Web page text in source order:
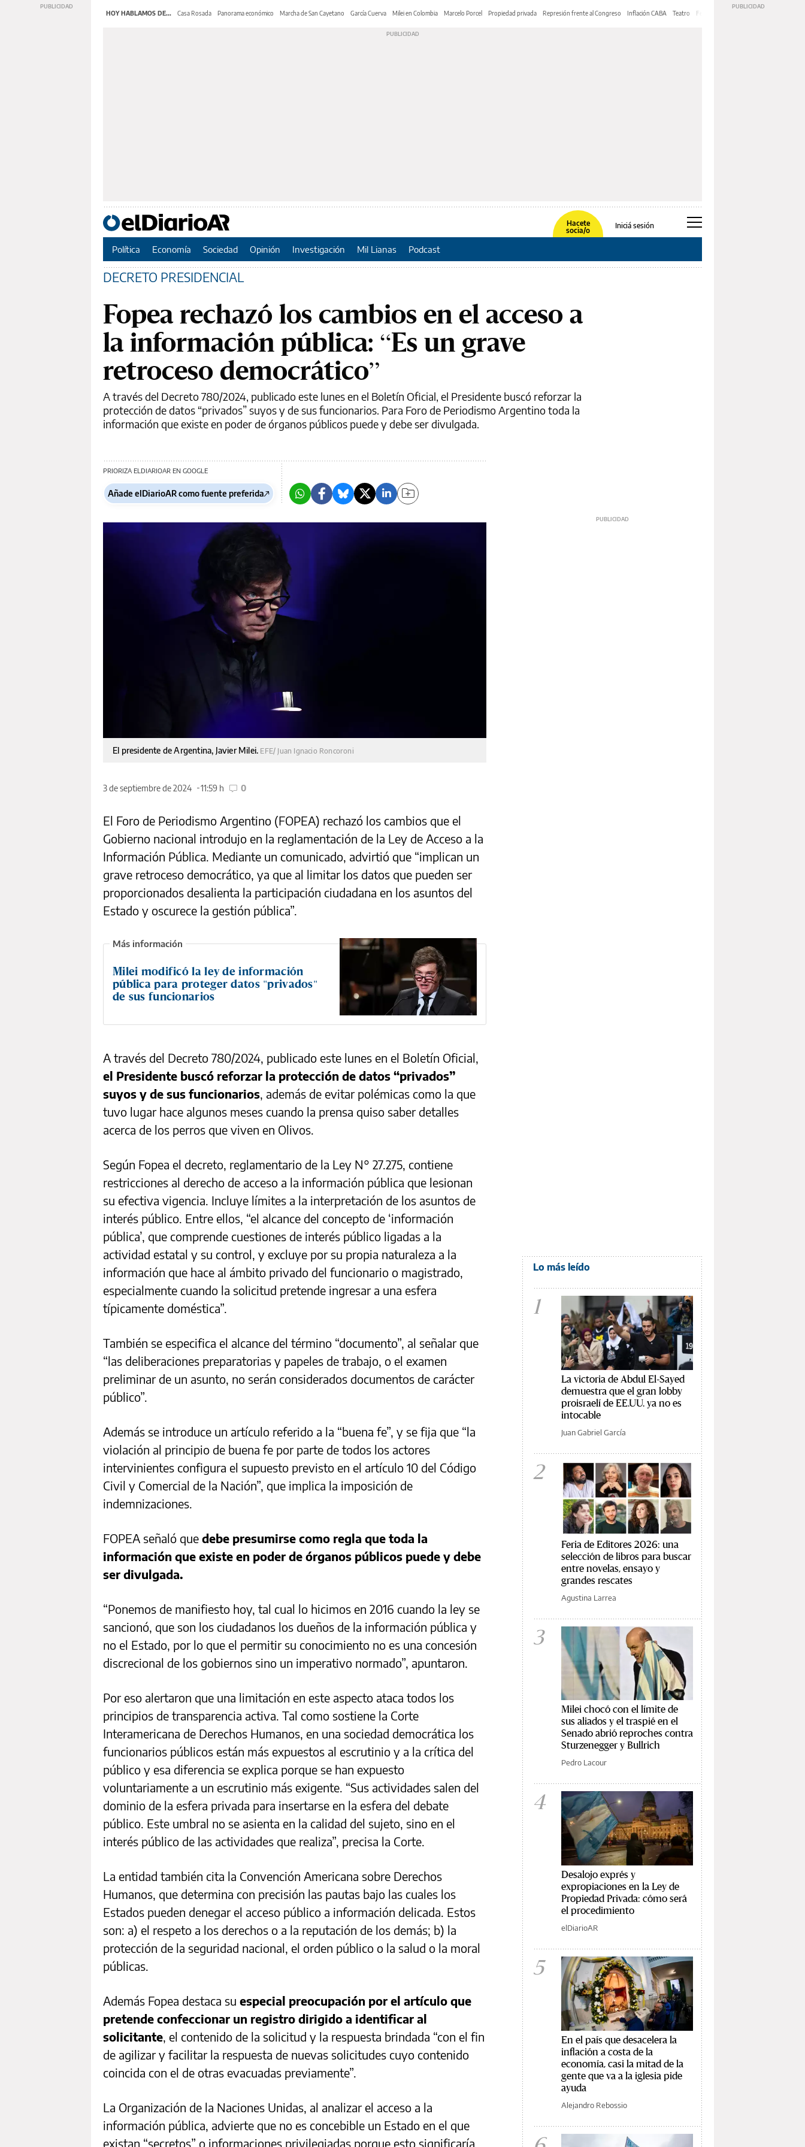
HOY HABLAMOS DE... Casa Rosada Panorama económico Marcha de San Cayetano García Cuerva Milei en Colombia Marcelo Porcel Propiedad privada Represión frente al Congreso Inflación CABA Teatro Feria de Editores
Hacete
socia/o
Iniciá sesión
Política Economía Sociedad Opinión Investigación Mil Lianas Podcast
DECRETO PRESIDENCIAL
Fopea rechazó los cambios en el acceso a
la información pública: “Es un grave
retroceso democrático”
A través del Decreto 780/2024, publicado este lunes en el Boletín Oficial, el Presidente buscó reforzar la
protección de datos “privados” suyos y de sus funcionarios. Para Foro de Periodismo Argentino toda la
información que existe en poder de órganos públicos puede y debe ser divulgada.
PRIORIZA ELDIARIOAR EN GOOGLE
Añade elDiarioAR como fuente preferida
El presidente de Argentina, Javier Milei. EFE/ Juan Ignacio Roncoroni
3 de septiembre de 2024 11:59 h 0
El Foro de Periodismo Argentino (FOPEA) rechazó los cambios que el
Gobierno nacional introdujo en la reglamentación de la Ley de Acceso a la
Información Pública. Mediante un comunicado, advirtió que “implican un
grave retroceso democrático, ya que al limitar los datos que pueden ser
proporcionados desalienta la participación ciudadana en los asuntos del
Estado y oscurece la gestión pública”.
Milei modificó la ley de información
pública para proteger datos "privados"
de sus funcionarios
A través del Decreto 780/2024, publicado este lunes en el Boletín Oficial,
el Presidente buscó reforzar la protección de datos “privados”
suyos y de sus funcionarios, además de evitar polémicas como la que
tuvo lugar hace algunos meses cuando la prensa quiso saber detalles
acerca de los perros que viven en Olivos.
Según Fopea el decreto, reglamentario de la Ley N° 27.275, contiene
restricciones al derecho de acceso a la información pública que lesionan
su efectiva vigencia. Incluye límites a la interpretación de los asuntos de
interés público. Entre ellos, “el alcance del concepto de ‘información
pública’, que comprende cuestiones de interés público ligadas a la
actividad estatal y su control, y excluye por su propia naturaleza a la
información que hace al ámbito privado del funcionario o magistrado,
especialmente cuando la solicitud pretende ingresar a una esfera
típicamente doméstica”.
También se especifica el alcance del término “documento”, al señalar que
“las deliberaciones preparatorias y papeles de trabajo, o el examen
preliminar de un asunto, no serán considerados documentos de carácter
público”.
Además se introduce un artículo referido a la “buena fe”, y se fija que “la
violación al principio de buena fe por parte de todos los actores
intervinientes configura el supuesto previsto en el artículo 10 del Código
Civil y Comercial de la Nación”, que implica la imposición de
indemnizaciones.
FOPEA señaló que debe presumirse como regla que toda la
información que existe en poder de órganos públicos puede y debe
ser divulgada.
“Ponemos de manifiesto hoy, tal cual lo hicimos en 2016 cuando la ley se
sancionó, que son los ciudadanos los dueños de la información pública y
no el Estado, por lo que el permitir su conocimiento no es una concesión
discrecional de los gobiernos sino un imperativo normado”, apuntaron.
Por eso alertaron que una limitación en este aspecto ataca todos los
principios de transparencia activa. Tal como sostiene la Corte
Interamericana de Derechos Humanos, en una sociedad democrática los
funcionarios públicos están más expuestos al escrutinio y a la crítica del
público y esa diferencia se explica porque se han expuesto
voluntariamente a un escrutinio más exigente. “Sus actividades salen del
dominio de la esfera privada para insertarse en la esfera del debate
público. Este umbral no se asienta en la calidad del sujeto, sino en el
interés público de las actividades que realiza”, precisa la Corte.
La entidad también cita la Convención Americana sobre Derechos
Humanos, que determina con precisión las pautas bajo las cuales los
Estados pueden denegar el acceso público a información delicada. Estos
son: a) el respeto a los derechos o a la reputación de los demás; b) la
protección de la seguridad nacional, el orden público o la salud o la moral
públicas.
Además Fopea destaca su especial preocupación por el artículo que
pretende confeccionar un registro dirigido a identificar al
solicitante, el contenido de la solicitud y la respuesta brindada “con el fin
de agilizar y facilitar la respuesta de nuevas solicitudes cuyo contenido
coincida con el de otras evacuadas previamente”.
La Organización de la Naciones Unidas, al analizar el acceso a la
información pública, advierte que no es concebible un Estado en el que
existan “secretos” o informaciones privilegiadas porque esto significaría
Lo más leído
1
La victoria de Abdul El-Sayed
demuestra que el gran lobby
proisraelí de EE.UU. ya no es
intocable
Juan Gabriel García
2
Feria de Editores 2026: una
selección de libros para buscar
entre novelas, ensayo y
grandes rescates
Agustina Larrea
3
Milei chocó con el límite de
sus aliados y el traspié en el
Senado abrió reproches contra
Sturzenegger y Bullrich
Pedro Lacour
4
Desalojo exprés y
expropiaciones en la Ley de
Propiedad Privada: cómo será
el procedimiento
elDiarioAR
5
En el país que desacelera la
inflación a costa de la
economía, casi la mitad de la
gente que va a la iglesia pide
ayuda
Alejandro Rebossio